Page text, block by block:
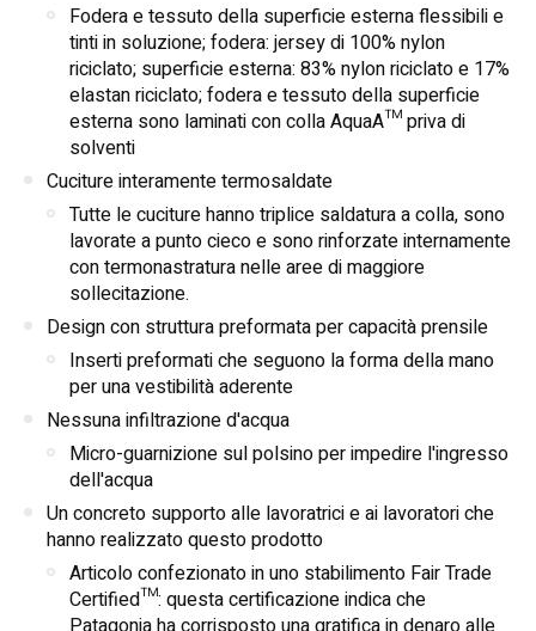
Fodera e tessuto della superficie esterna flessibili e
tinti in soluzione; fodera: jersey di 100% nylon
riciclato; superficie esterna: 83% nylon riciclato e 17%
elastan riciclato; fodera e tessuto della superficie
esterna sono laminati con colla AquaA™ priva di
solventi
Cuciture interamente termosaldate
Tutte le cuciture hanno triplice saldatura a colla, sono
lavorate a punto cieco e sono rinforzate internamente
con termonastratura nelle aree di maggiore
sollecitazione.
Design con struttura preformata per capacità prensile
Inserti preformati che seguono la forma della mano
per una vestibilità aderente
Nessuna infiltrazione d'acqua
Micro-guarnizione sul polsino per impedire l'ingresso
dell'acqua
Un concreto supporto alle lavoratrici e ai lavoratori che
hanno realizzato questo prodotto
Articolo confezionato in uno stabilimento Fair Trade
Certified™: questa certificazione indica che